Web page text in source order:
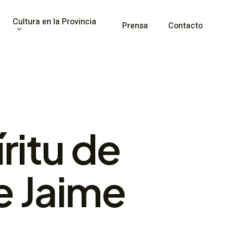
Cultura en la Provincia Prensa Contacto
de
Jaime